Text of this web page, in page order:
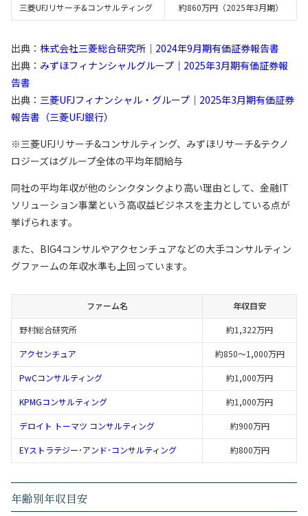
三菱UFJリサーチ&コンサルティング 約860万円（2025年3月期）
出典： 株式会社三菱総合研究所｜2024年9月期有価証券報告書
出典： みずほフィナンシャルグループ｜2025年3月期有価証券報
告書
出典： 三菱UFJフィナンシャル・グループ｜2025年3月期有価証券
報告書（三菱UFJ銀行）
※三菱UFJリサーチ&コンサルティング、みずほリサーチ&テクノ
ロジーズはグループ全体の平均年間給与
同社の平均年収が他のシンクタンクより高い理由として、金融IT
ソリューション事業という高収益ビジネスを主力としている点が
挙げられます。
また、BIG4コンサルやアクセンチュアなどの大手コンサルティン
グファームの年収水準も上回っています。
ファーム名 年収目安
野村総合研究所 約1,322万円
アクセンチュア 約850〜1,000万円
PwCコンサルティング 約1,000万円
KPMGコンサルティング 約1,000万円
デロイト トーマツ コンサルティング 約900万円
EYストラテジー･アンド･コンサルティング 約800万円
年齢別年収目安